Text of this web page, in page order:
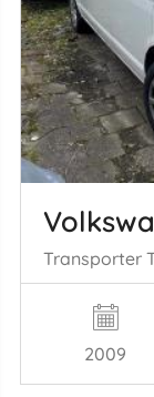
Transporter
2009